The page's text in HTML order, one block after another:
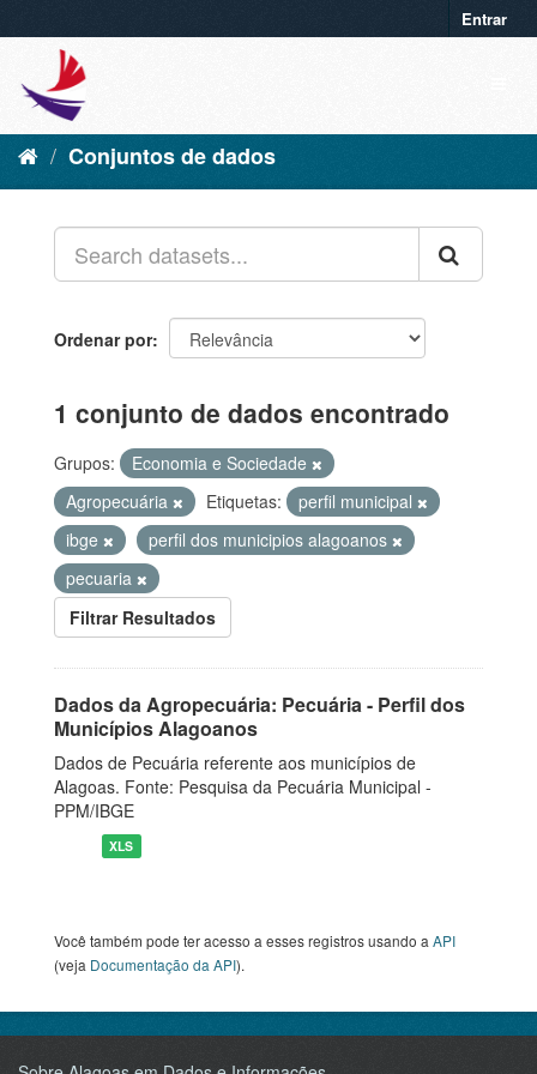
Entrar
Conjuntos de dados
Ordenar por
1 conjunto de dados encontrado
Grupos:
Economia e Sociedade
Agropecuária
Etiquetas:
perfil municipal
ibge
perfil dos municipios alagoanos
pecuaria
Filtrar Resultados
Dados da Agropecuária: Pecuária - Perfil dos
Municípios Alagoanos
Dados de Pecuária referente aos municípios de
Alagoas. Fonte: Pesquisa da Pecuária Municipal -
PPM/IBGE
XLS
Você também pode ter acesso a esses registros usando a API
(veja Documentação da API).